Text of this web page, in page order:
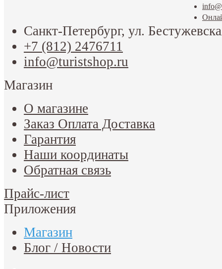
Санкт-Петербург, ул.
+7 (812) 2476711
info@turistshop.ru
Магазин
О магазине
Заказ Оплата Доставка
Гарантия
Наши координаты
Обратная связь
Прайс-лист
Приложения
Магазин
Блог / Новости